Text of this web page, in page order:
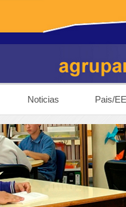
Noticias Pais/EE